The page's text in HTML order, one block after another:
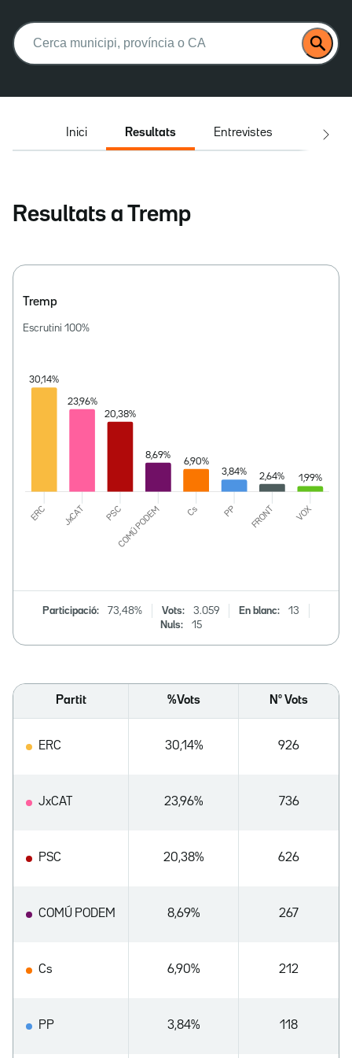
Buscar:
Inici Resultats Entrevistes El
Resultats a Tremp
Tremp
Escrutini 100%
Participació: 73,48% Vots: 3.059 En blanc:
13
Nuls:
15
Partit %Vots Nº Vots
ERC 30,14% 926
JxCAT 23,96% 736
PSC 20,38% 626
COMÚ PODEM 8,69% 267
Cs 6,90% 212
PP 3,84% 118